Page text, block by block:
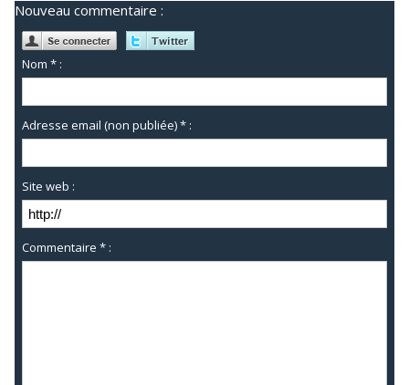
Nouveau commentaire :
Nom * :
Adresse email (non publiée) * :
Site web :
Commentaire * :